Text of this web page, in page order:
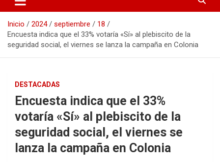
Inicio 2024 septiembre
18
Encuesta indica que el 33% votaría «Sí» al plebiscito de la
seguridad social, el viernes se lanza la campaña en Colonia
DESTACADAS
Encuesta indica que el 33%
votaría «Sí» al plebiscito de la
seguridad social, el viernes se
lanza la campaña en Colonia